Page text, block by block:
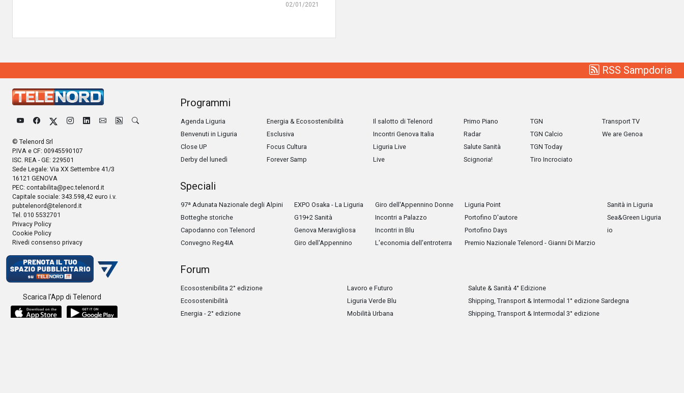
02/01/2021
RSS Sampdoria
© Telenord Srl
P.IVA e CF: 00945590107
ISC. REA - GE: 229501
Sede Legale: Via XX Settembre 41/3
16121 GENOVA
PEC: contabilita@pec.telenord.it
Capitale sociale: 343.598,42 euro i.v.
pubtelenord@telenord.it
Tel. 010 5532701
Privacy Policy
Cookie Policy
Rivedi consenso privacy
Scarica l'App di Telenord
Programmi
Agenda Liguria
Benvenuti in Liguria
Close UP
Derby del lunedì
Energia & Ecosostenibilità
Esclusiva
Focus Cultura
Forever Samp
Il salotto di Telenord
Incontri Genova Italia
Liguria Live
Live
Primo Piano
Radar
Salute Sanità
Scignoria!
TGN
TGN Calcio
TGN Today
Tiro Incrociato
Transport TV
We are Genoa
Speciali
97ª Adunata Nazionale degli Alpini
Botteghe storiche
Capodanno con Telenord
Convegno Reg4IA
EXPO Osaka - La Liguria
G19+2 Sanità
Genova Meravigliosa
Giro dell'Appennino
Giro dell'Appennino Donne
Incontri a Palazzo
Incontri in Blu
L'economia dell'entroterra
Liguria Point
Portofino D'autore
Portofino Days
Premio Nazionale Telenord - Gianni Di Marzio
Sanità in Liguria
Sea&Green Liguria
io
Forum
Ecosostenibilita 2° edizione
Ecosostenibilità
Energia - 2° edizione
Lavoro e Futuro
Liguria Verde Blu
Mobilità Urbana
Salute & Sanità 4° Edizione
Shipping, Transport & Intermodal 1° edizione Sardegna
Shipping, Transport & Intermodal 3° edizione